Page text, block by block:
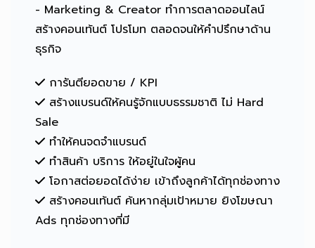
- Marketing & Creator ทำการตลาดออนไลน์
สร้างคอนเท้นต์ โปรโมท ตลอดจนให้คำปรึกษาด้าน
ธุรกิจ
การันตียอดขาย / KPI
สร้างแบรนด์ให้คนรู้จักแบบธรรมชาติ ไม่ Hard
Sale
ทำให้คนจดจำแบรนด์
ทำสินค้า บริการ ให้อยู่ในใจผู้คน
โอกาสต่อยอดได้ง่าย เข้าถึงลูกค้าได้ทุกช่องทาง
สร้างคอนเท้นต์ ค้นหากลุ่มเป้าหมาย ยิงโฆษณา
Ads ทุกช่องทางที่มี